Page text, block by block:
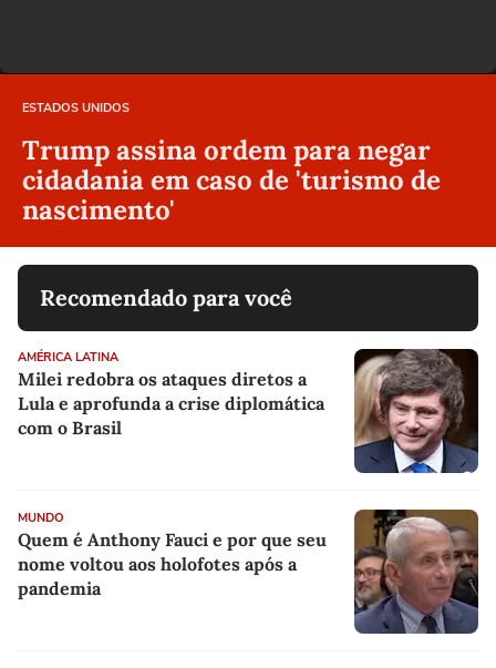
ESTADOS UNIDOS
Trump assina ordem para negar
cidadania em caso de 'turismo de
nascimento'
Recomendado para você
AMÉRICA LATINA
Milei redobra os ataques diretos a
Lula e aprofunda a crise diplomática
com o Brasil
MUNDO
Quem é Anthony Fauci e por que seu
nome voltou aos holofotes após a
pandemia